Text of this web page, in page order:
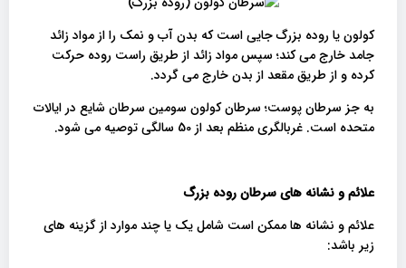
کولون یا روده بزرگ جایی است که بدن آب و نمک را از مواد زائد
جامد خارج می کند؛ سپس مواد زائد از طریق راست روده حرکت
کرده و از طریق مقعد از بدن خارج می گردد.
به جز سرطان پوست؛ سرطان کولون سومین سرطان شایع در ایالات
متحده است. غربالگری منظم بعد از 50 سالگی توصیه می شود.
علائم و نشانه های سرطان روده بزرگ
علائم و نشانه ها ممکن است شامل یک یا چند موارد از گزینه های
زیر باشد: